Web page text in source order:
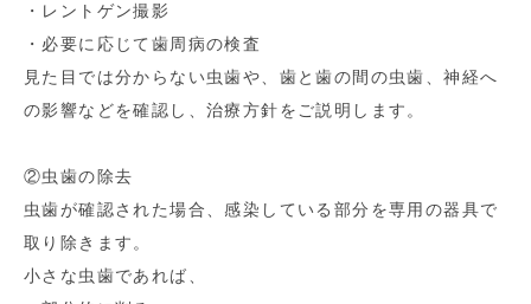
・レントゲン撮影
・必要に応じて歯周病の検査
見た目では分からない虫歯や、歯と歯の間の虫歯、神経へ
の影響などを確認し、治療方針をご説明します。
②虫歯の除去
虫歯が確認された場合、感染している部分を専用の器具で
取り除きます。
小さな虫歯であれば、